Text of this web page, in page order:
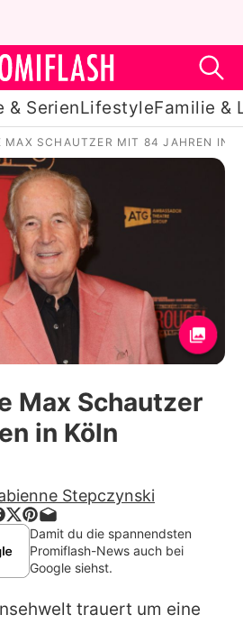
& SerienLifestyleFamilie &
Royals
Stars
& Serien
Lifestyle
& Liebe
Exklusiv
auf Promiflash
runterladen
Team
Richtlinien
Impressum
MAX SCHAUTZER MIT 84 JAHREN IN
Max Schautzer
in Köln
Stepczynski
Damit du die spannendsten
Promiflash-News auch bei
Google siehst.
trauert um eine